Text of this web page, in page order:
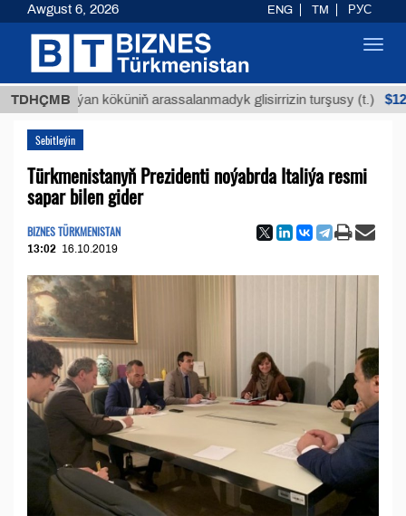
TDHÇMB
Buýan köküniň arassalanmadyk glisirrizin turşusy (t.) $12935,18
Sebitleýin
Türkmenistanyň Prezidenti noýabrda Italiýa resmi
sapar bilen gider
BIZNES TÜRKMENISTAN
13:02 16.10.2019
Awgust 6, 2026 ENG TM РУС